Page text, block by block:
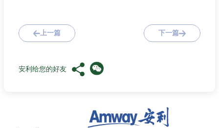
上一篇 下一篇
安利给您的好友